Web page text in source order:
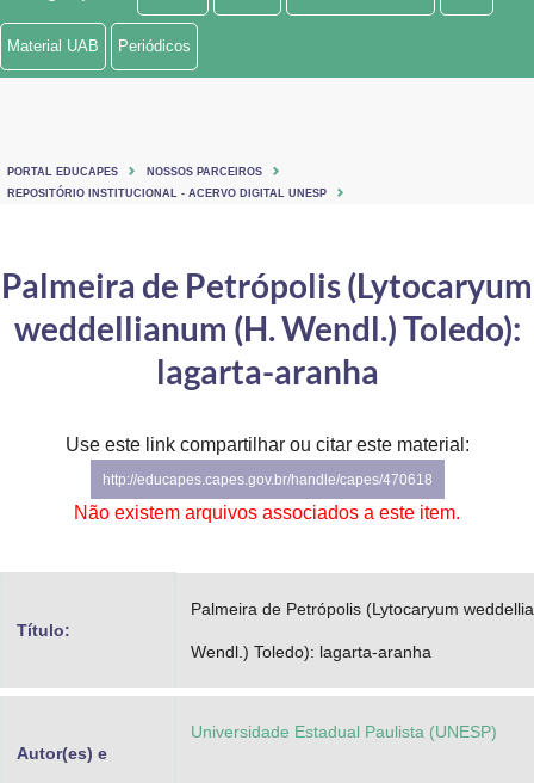
Ministério de Minas e Energia
Ministério do Turismo
Controladoria-Geral da União
Ministério da Mulher, da Família e dos Direitos Humanos
Secretaria de Governo
Gabinete de Segurança Institucional
Material UAB Periódicos
PORTAL EDUCAPES
NOSSOS PARCEIROS
REPOSITÓRIO INSTITUCIONAL - ACERVO DIGITAL UNESP
Palmeira de Petrópolis (Lytocaryum
weddellianum (H. Wendl.) Toledo):
lagarta-aranha
Use este link compartilhar ou citar este material:
http://educapes.capes.gov.br/handle/capes/470618
Não existem arquivos associados a este item.
Título:
Palmeira de Petrópolis (Lytocaryum
Wendl.) Toledo): lagarta-aranha
Autor(es) e
Universidade Estadual Paulista (UNESP)